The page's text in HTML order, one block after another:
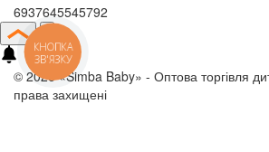
6937645545792
© 2026 «Simba Baby» - Оптова торгівля
права захищені
КНОПКА
ЗВ'ЯЗКУ